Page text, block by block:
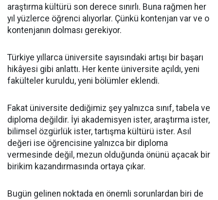
araştırma kültürü son derece sınırlı. Buna rağmen her
yıl yüzlerce öğrenci alıyorlar. Çünkü kontenjan var ve o
kontenjanın dolması gerekiyor.
Türkiye yıllarca üniversite sayısındaki artışı bir başarı
hikâyesi gibi anlattı. Her kente üniversite açıldı, yeni
fakülteler kuruldu, yeni bölümler eklendi.
Fakat üniversite dediğimiz şey yalnızca sınıf, tabela ve
diploma değildir. İyi akademisyen ister, araştırma ister,
bilimsel özgürlük ister, tartışma kültürü ister. Asıl
değeri ise öğrencisine yalnızca bir diploma
vermesinde değil, mezun olduğunda önünü açacak bir
birikim kazandırmasında ortaya çıkar.
Bugün gelinen noktada en önemli sorunlardan biri de